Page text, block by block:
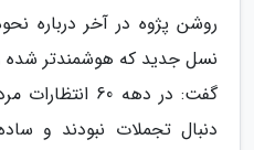
روشن پژوه در آخر درباره
نسل جدید که هوشمندتر شده
گفت: در دهه 60
دنبال تجملات نبودند و